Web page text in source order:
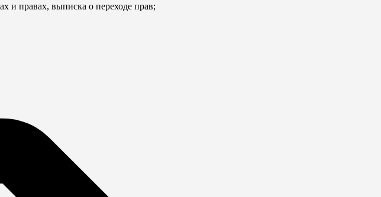
и правах, выписка о переходе прав;